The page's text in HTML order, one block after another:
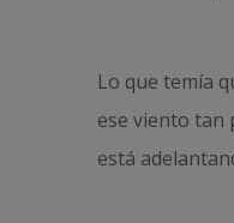
Lo que temía
ese viento tan
está